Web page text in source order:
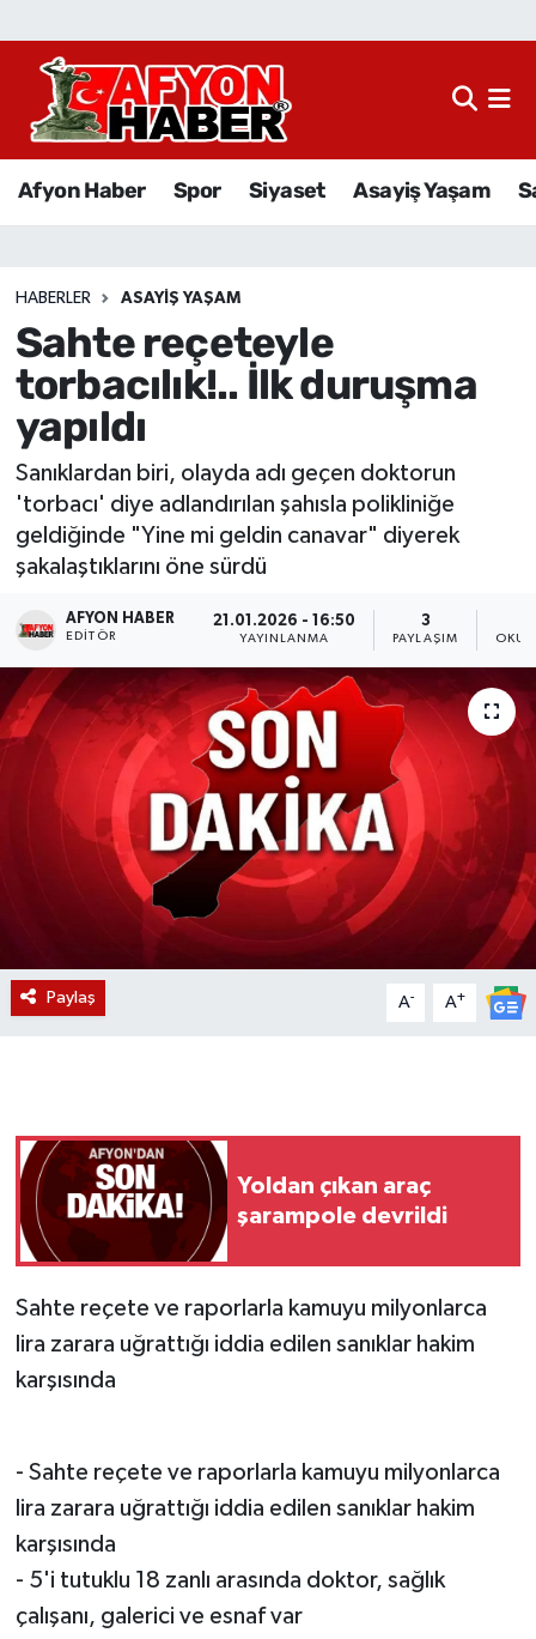
Afyon Haber Spor Siyaset Asayiş Yaşam
HABERLER ASAYIŞ YAŞAM
Sahte reçeteyle
torbacılık!.. İlk duruşma
yapıldı
Sanıklardan biri, olayda adı geçen doktorun
'torbacı' diye adlandırılan şahısla polikliniğe
geldiğinde "Yine mi geldin canavar" diyerek
şakalaştıklarını öne sürdü
AFYON HABER
EDITÖR
21.01.2026 - 16:50
YAYINLANMA
3
PAYLAŞIM
Paylaş A- A+
Yoldan çıkan araç
şarampole devrildi
Sahte reçete ve raporlarla kamuyu milyonlarca
lira zarara uğrattığı iddia edilen sanıklar hakim
karşısında
- Sahte reçete ve raporlarla kamuyu milyonlarca
lira zarara uğrattığı iddia edilen sanıklar hakim
karşısında
- 5'i tutuklu 18 zanlı arasında doktor, sağlık
çalışanı, galerici ve esnaf var
Afyon Haber
Sağlık
Eğitim
Ekonomi
Magazin
Etkinlikler